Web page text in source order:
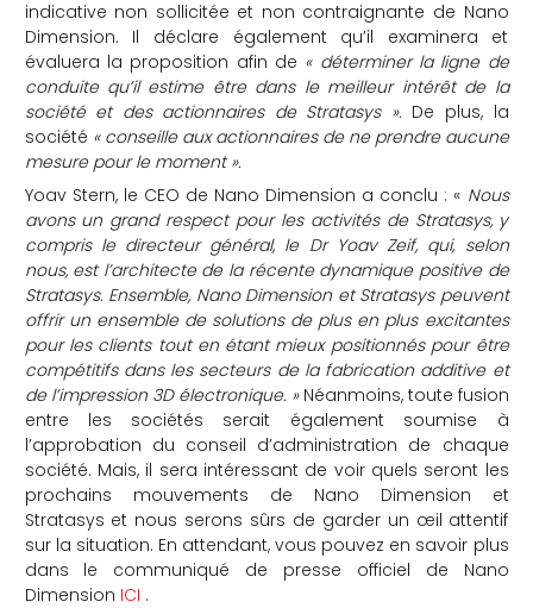
indicative non sollicitée et non contraignante de Nano
Dimension. Il déclare également qu’il examinera et
évaluera la proposition afin de « déterminer la ligne de
conduite qu’il estime être dans le meilleur intérêt de la
société et des actionnaires de Stratasys ». De plus, la
société « conseille aux actionnaires de ne prendre aucune
mesure pour le moment ».
Yoav Stern, le CEO de Nano Dimension a conclu : « Nous
avons un grand respect pour les activités de Stratasys, y
compris le directeur général, le Dr Yoav Zeif, qui, selon
nous, est l’architecte de la récente dynamique positive de
Stratasys. Ensemble, Nano Dimension et Stratasys peuvent
offrir un ensemble de solutions de plus en plus excitantes
pour les clients tout en étant mieux positionnés pour être
compétitifs dans les secteurs de la fabrication additive et
de l’impression 3D électronique. » Néanmoins, toute fusion
entre les sociétés serait également soumise à
l’approbation du conseil d’administration de chaque
société. Mais, il sera intéressant de voir quels seront les
prochains mouvements de Nano Dimension et
Stratasys et nous serons sûrs de garder un œil attentif
sur la situation. En attendant, vous pouvez en savoir plus
dans le communiqué de presse officiel de Nano
Dimension ICI .